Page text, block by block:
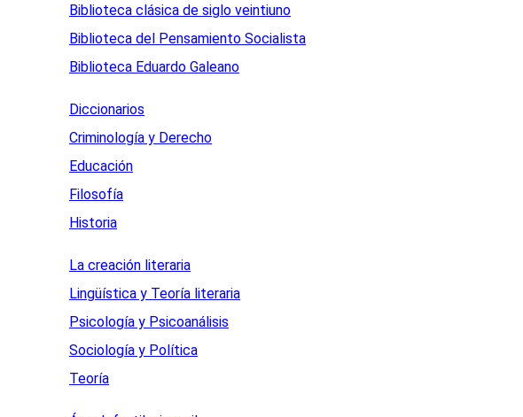
Biblioteca clásica de siglo veintiuno
Biblioteca del Pensamiento Socialista
Biblioteca Eduardo Galeano
Diccionarios
Criminología y Derecho
Educación
Filosofía
Historia
La creación literaria
Lingüística y Teoría literaria
Psicología y Psicoanálisis
Sociología y Política
Teoría